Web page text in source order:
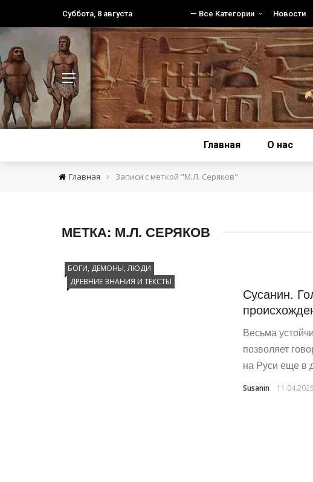
Суббота, 8 августа — Все Категории Новости
Главная О нас
Главная › Записи с меткой "М.Л. Серяков"
МЕТКА: М.Л. СЕРЯКОВ
БОГИ, ДЕМОНЫ, ЛЮДИ
ДРЕВНИЕ ЗНАНИЯ И ТЕКСТЫ
Сусанин.
Весьма
позволяет
на Руси еще в
Susanin 11.04.2025